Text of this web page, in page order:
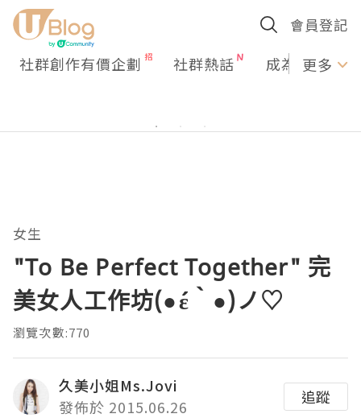
會員登記
社群創作有價企劃 社群熱話 成為U更多
女生
"To Be Perfect Together" 完
美女人工作坊(●´ε｀●)ノ♡
瀏覽次數:770
久美小姐Ms.Jovi
發佈於 2015.06.26
追蹤